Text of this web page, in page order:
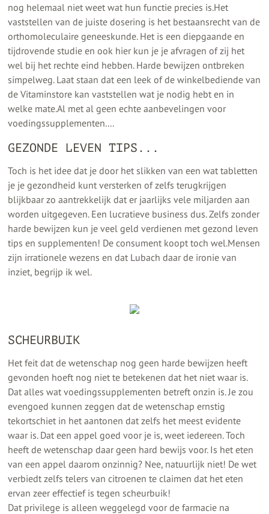
nog helemaal niet weet wat hun functie precies is.Het
vaststellen van de juiste dosering is het bestaansrecht van de
orthomoleculaire geneeskunde. Het is een diepgaande en
tijdrovende studie en ook hier kun je je afvragen of zij het
wel bij het rechte eind hebben. Harde bewijzen ontbreken
simpelweg. Laat staan dat een leek of de winkelbediende van
de Vitaminstore kan vaststellen wat je nodig hebt en in
welke mate.Al met al geen echte aanbevelingen voor
voedingssupplementen....
GEZONDE LEVEN TIPS...
Toch is het idee dat je door het slikken van een wat tabletten
je je gezondheid kunt versterken of zelfs terugkrijgen
blijkbaar zo aantrekkelijk dat er jaarlijks vele miljarden aan
worden uitgegeven. Een lucratieve business dus. Zelfs zonder
harde bewijzen kun je veel geld verdienen met gezond leven
tips en supplementen! De consument koopt toch wel.Mensen
zijn irrationele wezens en dat Lubach daar de ironie van
inziet, begrijp ik wel.
SCHEURBUIK
Het feit dat de wetenschap nog geen harde bewijzen heeft
gevonden hoeft nog niet te betekenen dat het niet waar is.
Dat alles wat voedingssupplementen betreft onzin is. Je zou
evengoed kunnen zeggen dat de wetenschap ernstig
tekortschiet in het aantonen dat zelfs het meest evidente
waar is. Dat een appel goed voor je is, weet iedereen. Toch
heeft de wetenschap daar geen hard bewijs voor. Is het eten
van een appel daarom onzinnig? Nee, natuurlijk niet! De wet
verbiedt zelfs telers van citroenen te claimen dat het eten
ervan zeer effectief is tegen scheurbuik!
Dat privilege is alleen weggelegd voor de farmacie na